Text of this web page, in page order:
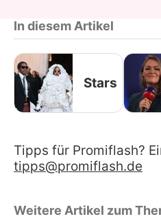
In diesem Artikel
Stars
Tipps für Promiflash?
tipps@promiflash.de
Weitere Artikel zum